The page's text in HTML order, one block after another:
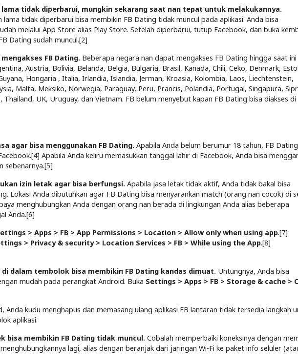
lama tidak diperbarui, mungkin sekarang saat nan tepat untuk melakukannya.
lama tidak diperbarui bisa membikin FB Dating tidak muncul pada aplikasi. Anda bisa
melalui App Store alias Play Store. Setelah diperbarui, tutup Facebook, dan buka
Dating sudah muncul.[2]
FB Dating. Beberapa negara nan dapat mengakses FB Dating hingga saat ini
Austria, Bolivia, Belanda, Belgia, Bulgaria, Brasil, Kanada, Chili, Ceko, Denmark,
Hongaria , Italia, Irlandia, Islandia, Jerman, Kroasia, Kolombia, Laos, Liechtenstein,
Malta, Meksiko, Norwegia, Paraguay, Peru, Prancis, Polandia, Portugal, Singapura,
Thailand, UK, Uruguay, dan Vietnam. FB belum menyebut kapan FB Dating bisa diakses di
agar bisa menggunakan FB Dating. Apabila Anda belum berumur 18 tahun, FB
Apabila Anda keliru memasukkan tanggal lahir di Facebook, Anda bisa
sebenarnya.[5]
izin letak agar bisa berfungsi. Apabila jasa letak tidak aktif, Anda tidak bakal bisa
Lokasi Anda dibutuhkan agar FB Dating bisa menyarankan match (orang nan cocok) di
menghubungkan Anda dengan orang nan berada di lingkungan Anda alias beberapa
Anda.[6]
> Apps > FB > App Permissions > Location > Allow only when using app.[7]
> Privacy & security > Location Services > FB > While using the App.[8]
dalam tembolok bisa membikin FB Dating kandas dimuat. Untungnya, Anda bisa
mudah pada perangkat Android. Buka Settings > Apps > FB > Storage & cache >
Anda kudu menghapus dan memasang ulang aplikasi FB lantaran tidak tersedia langkah
aplikasi.
bisa membikin FB Dating tidak muncul. Cobalah memperbaiki koneksinya dengan
lagi, alias dengan beranjak dari jaringan Wi-Fi ke paket info seluler